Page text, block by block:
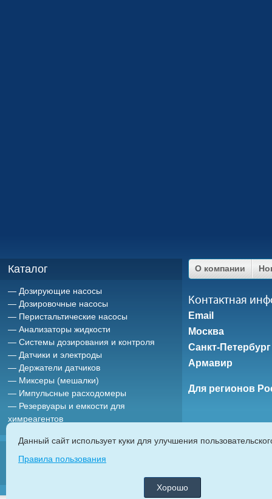
Каталог
Дозирующие насосы
Дозировочные насосы
Перистальтические насосы
Анализаторы жидкости
Системы дозирования и контроля
Датчики и электроды
Держатели датчиков
Миксеры (мешалки)
Импульсные расходомеры
Резервуары и емкости для
химреагентов
О компании
Контактная
Email
Москва
Санкт-Петербург
Армавир
Для регионов
дозирующие насосы|насосы дозаторы
Данный сайт использует куки для улучшения
Правила пользования
Хорошо